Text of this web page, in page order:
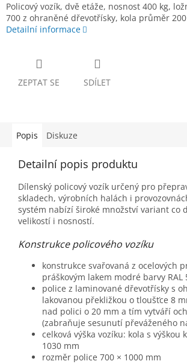
Policový vozík, dvě etáže, nosnost 400 kg,
700 z ohraněné dřevotřísky, kola průměr
Detailní informace
ZEPTAT SE SDÍLET
Popis Diskuze
Detailní popis produktu
Dílenský policový vozík určený pro
skladech, výrobních halách i
systém nabízí široké množství variant co
velikostí i nosností.
Konstrukce policového vozíku
konstrukce svařovaná z ocelových
práškovým lakem modré barvy RAL
police z laminované dřevotřísky s
lakovanou překližkou o tloušťce 8
nad polici o 20 mm a tím vytváří
(zabraňuje sesunutí převáženého
celková výška vozíku: kola s výškou
1030 mm
rozměr police 700 × 1000 mm